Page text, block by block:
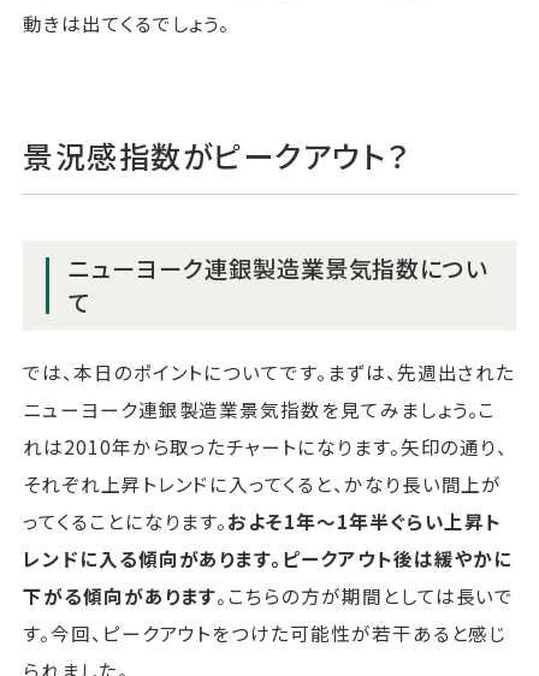
動きは出てくるでしょう。
景況感指数がピークアウト？
ニューヨーク連銀製造業景気指数につい
て
では、本日のポイントについてです。まずは、先週出された
ニューヨーク連銀製造業景気指数を見てみましょう。こ
れは2010年から取ったチャートになります。矢印の通り、
それぞれ上昇トレンドに入ってくると、かなり長い間上が
ってくることになります。およそ1年～1年半ぐらい上昇ト
レンドに入る傾向があります。ピークアウト後は緩やかに
下がる傾向があります。こちらの方が期間としては長いで
す。今回、ピークアウトをつけた可能性が若干あると感じ
られました。